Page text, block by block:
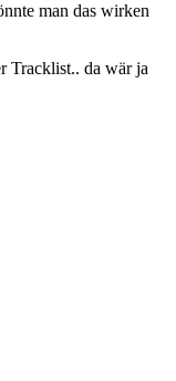
man das wirken
Tracklist.. da wär ja